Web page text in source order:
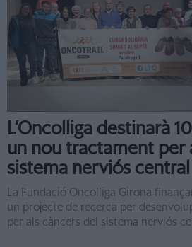
L’Oncolliga destinarà
un nou tractament per
sistema nerviós central
La Fundació Oncolliga Girona
un projecte de recerca per
per als càncers del sistema nerviós